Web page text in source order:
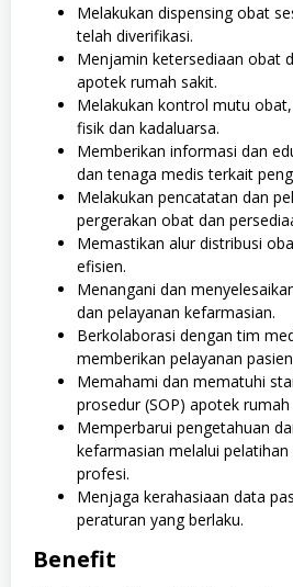
Melakukan dispensing obat
telah diverifikasi.
Menjamin ketersediaan obat
apotek rumah sakit.
Melakukan kontrol mutu
fisik dan kadaluarsa.
Memberikan informasi dan
dan tenaga medis terkait
Melakukan pencatatan dan
pergerakan obat dan
Memastikan alur distribusi
efisien.
Menangani dan
dan pelayanan kefarmasian.
Berkolaborasi dengan tim
memberikan pelayanan
Memahami dan mematuhi
prosedur (SOP) apotek rumah
Memperbarui pengetahuan
kefarmasian melalui
profesi.
Menjaga kerahasiaan data
peraturan yang berlaku.
Benefit